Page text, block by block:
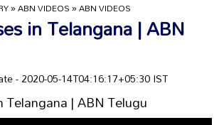
»ABN VIDEOS»ABN VIDEOS
in Telangana | ABN
- 2020-05-14T04:16:17+05:30 IST
| ABN Telugu